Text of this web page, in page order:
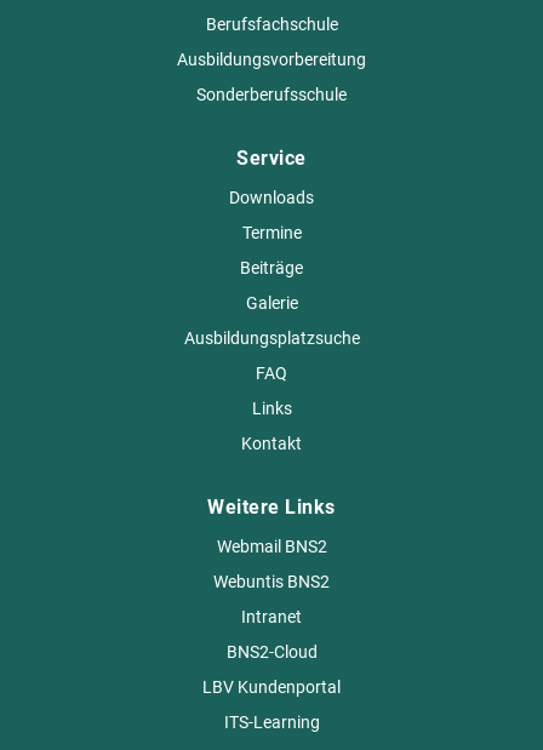
Berufsfachschule
Ausbildungsvorbereitung
Sonderberufsschule
Service
Downloads
Termine
Beiträge
Galerie
Ausbildungsplatzsuche
FAQ
Links
Kontakt
Weitere Links
Webmail BNS2
Webuntis BNS2
Intranet
BNS2-Cloud
LBV Kundenportal
ITS-Learning